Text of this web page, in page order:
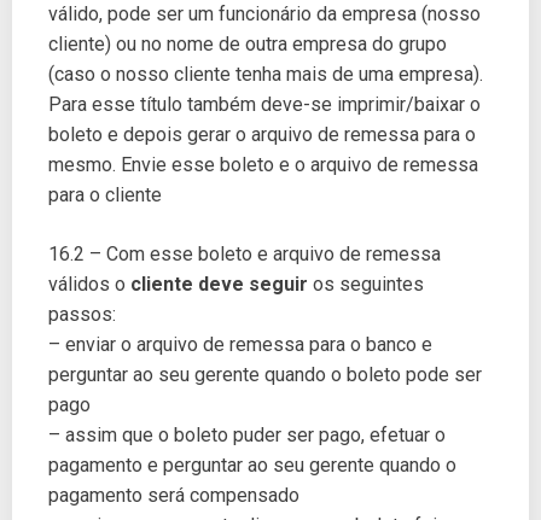
válido, pode ser um funcionário da empresa (nosso
cliente) ou no nome de outra empresa do grupo
(caso o nosso cliente tenha mais de uma empresa).
Para esse título também deve-se imprimir/baixar o
boleto e depois gerar o arquivo de remessa para o
mesmo. Envie esse boleto e o arquivo de remessa
para o cliente
16.2 – Com esse boleto e arquivo de remessa
válidos o cliente deve seguir os seguintes
passos:
– enviar o arquivo de remessa para o banco e
perguntar ao seu gerente quando o boleto pode ser
pago
– assim que o boleto puder ser pago, efetuar o
pagamento e perguntar ao seu gerente quando o
pagamento será compensado